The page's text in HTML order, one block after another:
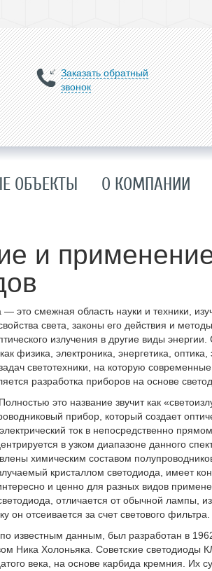
Заказать обратный
звонок
ОБЪЕКТЫ О КОМПАНИИ
и
это смежная область науки и техники,
света, законы его действия и
излучения в другие виды
физика, электроника, энергетика, оптика,
светотехники, на которую
разработка приборов на основе
это название звучит как
прибор, который создает
ток в непосредственно
в узком диапазоне данного
химическим составом
кристаллом светодиода, имеет
и ценно для разных видов
отличается от обычной лампы,
он отсеивается за счет светового фильтра.
известным данным, был разработан в
Ника Холоньяка. Советские светодиоды
века, на основе карбида кремния. Их